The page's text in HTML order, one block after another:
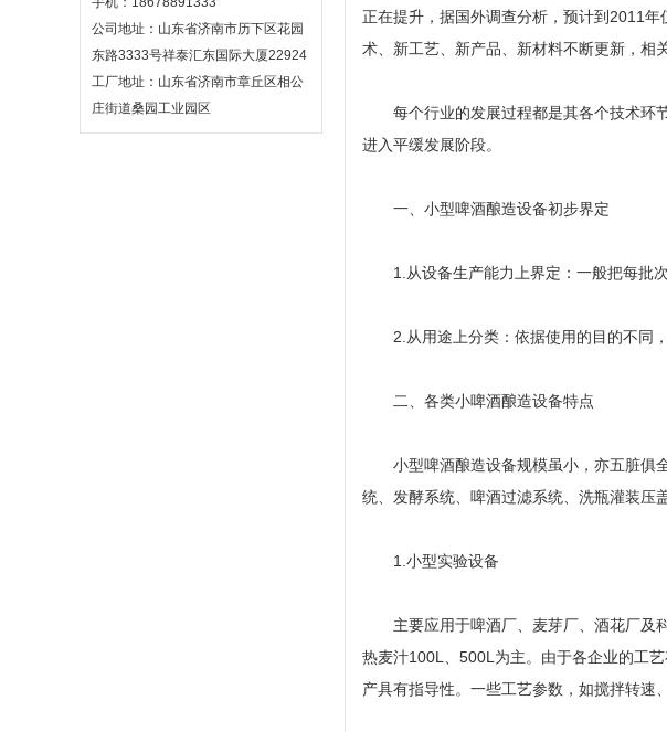
公司地址：山东省济南市历下区花园
东路3333号祥泰汇东国际大厦22924
工厂地址：山东省济南市章丘区相公
庄街道桑园工业园区
正在提升，据国外调查分析，预计到2011
术、新工艺、新产品、新材料不断更新，相
每个行业的发展过程都是其各个技术环
进入平缓发展阶段。
一、小型啤酒酿造设备初步界定
1.从设备生产能力上界定：一般把每批
2.从用途上分类：依据使用的目的不同
二、各类小啤酒酿造设备特点
小型啤酒酿造设备规模虽小，亦五脏俱
统、发酵系统、啤酒过滤系统、洗瓶灌装压
1.小型实验设备
主要应用于啤酒厂、麦芽厂、酒花厂及
热麦汁100L、500L为主。由于各企业的工
产具有指导性。一些工艺参数，如搅拌转速